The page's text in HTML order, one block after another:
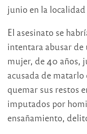
junio en la localidad
El asesinato se
intentara abusar de
mujer, de 40 años,
acusada de
quemar sus restos
imputados por
ensañamiento,